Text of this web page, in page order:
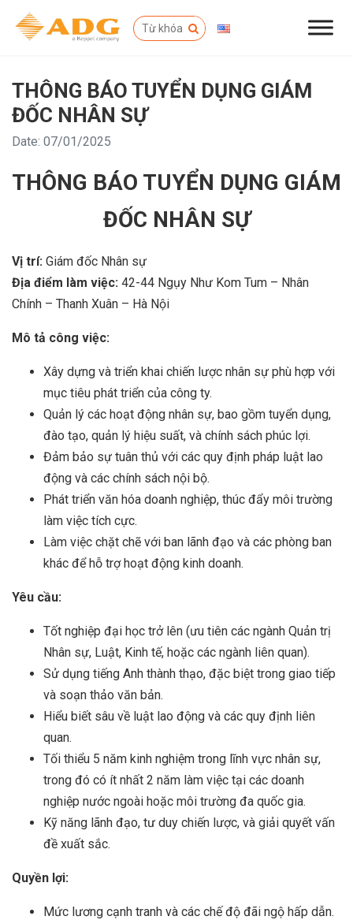
THÔNG BÁO TUYỂN DỤNG GIÁM
ĐỐC NHÂN SỰ
Date: 07/01/2025
THÔNG BÁO TUYỂN DỤNG GIÁM
ĐỐC NHÂN SỰ
Vị trí: Giám đốc Nhân sự
Địa điểm làm việc: 42-44 Ngụy Như Kom Tum – Nhân
Chính – Thanh Xuân – Hà Nội
Mô tả công việc:
Xây dựng và triển khai chiến lược nhân sự phù hợp với
mục tiêu phát triển của công ty.
Quản lý các hoạt động nhân sự, bao gồm tuyển dụng,
đào tạo, quản lý hiệu suất, và chính sách phúc lợi.
Đảm bảo sự tuân thủ với các quy định pháp luật lao
động và các chính sách nội bộ.
Phát triển văn hóa doanh nghiệp, thúc đẩy môi trường
làm việc tích cực.
Làm việc chặt chẽ với ban lãnh đạo và các phòng ban
khác để hỗ trợ hoạt động kinh doanh.
Yêu cầu:
Tốt nghiệp đại học trở lên (ưu tiên các ngành Quản trị
Nhân sự, Luật, Kinh tế, hoặc các ngành liên quan).
Sử dụng tiếng Anh thành thạo, đặc biệt trong giao tiếp
và soạn thảo văn bản.
Hiểu biết sâu về luật lao động và các quy định liên
quan.
Tối thiểu 5 năm kinh nghiệm trong lĩnh vực nhân sự,
trong đó có ít nhất 2 năm làm việc tại các doanh
nghiệp nước ngoài hoặc môi trường đa quốc gia.
Kỹ năng lãnh đạo, tư duy chiến lược, và giải quyết vấn
đề xuất sắc.
Quyền lợi:
Mức lương cạnh tranh và các chế độ đãi ngộ hấp dẫn.